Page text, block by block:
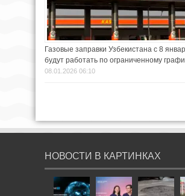
Газовые заправки Узбекистана с 8
будут работать по ограниченному
08.01.2026 06:10
НОВОСТИ В КАРТИНКАХ